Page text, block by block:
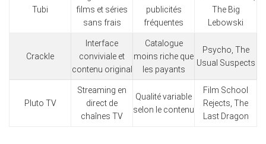
Tubi
films et séries
sans frais
publicités
fréquentes
The Big
Lebowski
Crackle
Interface
conviviale et
contenu original
Catalogue
moins riche que
les payants
Psycho, The
Usual Suspects
Pluto TV
Streaming en
direct de
chaînes TV
Qualité variable
selon le contenu
Film School
Rejects, The
Last Dragon